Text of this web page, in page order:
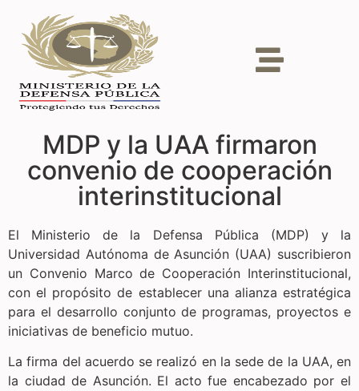
MDP y la UAA firmaron
convenio de cooperación
interinstitucional
El Ministerio de la Defensa Pública (MDP) y la
Universidad Autónoma de Asunción (UAA) suscribieron
un Convenio Marco de Cooperación Interinstitucional,
con el propósito de establecer una alianza estratégica
para el desarrollo conjunto de programas, proyectos e
iniciativas de beneficio mutuo.
La firma del acuerdo se realizó en la sede de la UAA, en
la ciudad de Asunción. El acto fue encabezado por el